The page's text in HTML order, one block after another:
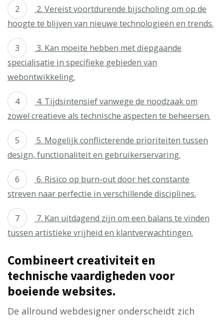
2. Vereist voortdurende bijscholing om op de
hoogte te blijven van nieuwe technologieën en trends.
3. Kan moeite hebben met diepgaande
specialisatie in specifieke gebieden van
webontwikkeling.
4. Tijdsintensief vanwege de noodzaak om
zowel creatieve als technische aspecten te beheersen.
5. Mogelijk conflicterende prioriteiten tussen
design, functionaliteit en gebruikerservaring.
6. Risico op burn-out door het constante
streven naar perfectie in verschillende disciplines.
7. Kan uitdagend zijn om een balans te vinden
tussen artistieke vrijheid en klantverwachtingen.
Combineert creativiteit en
technische vaardigheden voor
boeiende websites.
De allround webdesigner onderscheidt zich